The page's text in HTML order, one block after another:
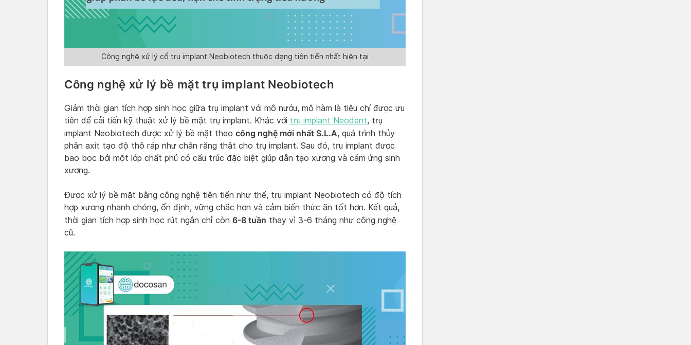
Công nghệ xử lý cổ trụ implant Neobiotech thuộc dạng tiên tiến nhất hiện tại
Công nghệ xử lý bề mặt trụ implant Neobiotech
Giảm thời gian tích hợp sinh học giữa trụ implant với mô nướu, mô hàm là tiêu chí được ưu
tiên để cải tiến kỹ thuật xử lý bề mặt trụ implant. Khác với trụ implant Neodent, trụ
implant Neobiotech được xử lý bề mặt theo công nghệ mới nhất S.L.A, quá trình thủy
phân axit tạo độ thô ráp như chân răng thật cho trụ implant. Sau đó, trụ implant được
bao bọc bởi một lớp chất phủ có cấu trúc đặc biệt giúp dẫn tạo xương và cảm ứng sinh
xương.
Được xử lý bề mặt bằng công nghệ tiên tiến như thế, trụ implant Neobiotech có độ tích
hợp xương nhanh chóng, ổn định, vững chắc hơn và cảm biến thức ăn tốt hơn. Kết quả,
thời gian tích hợp sinh học rút ngắn chỉ còn 6-8 tuần thay vì 3-6 tháng như công nghệ
cũ.